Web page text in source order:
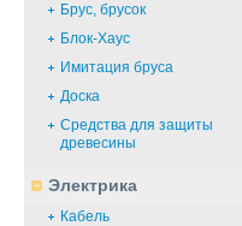
Брус, брусок
Блок-Хаус
Имитация бруса
Доска
Средства для защиты
древесины
Электрика
Кабель